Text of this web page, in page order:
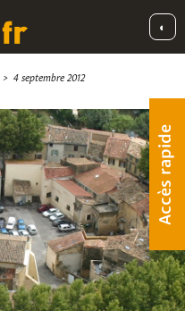
◐
Accès rapide
> 4 septembre 2012